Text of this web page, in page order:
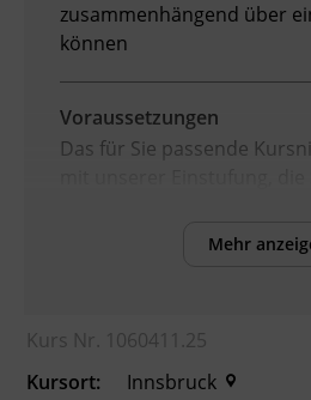
zusammenhängend über
können
Voraussetzungen
Das für Sie passende
sowie Erhöhung der
Arbeitsmarkt
Mehr
Kurs Nr. 1060411.25
Kursort:
Innsbruck